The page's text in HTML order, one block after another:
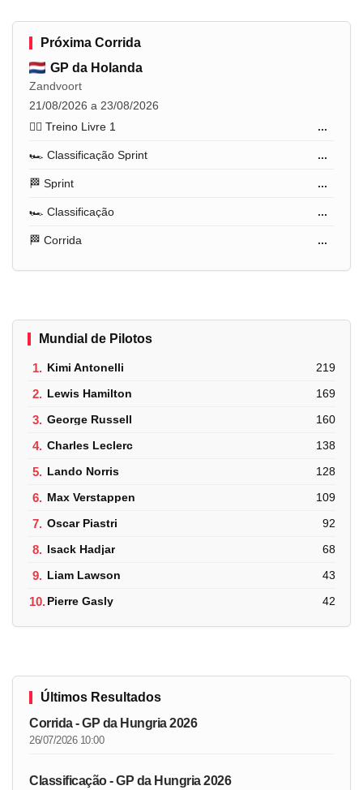
Próxima Corrida
GP da Holanda
Zandvoort
21/08/2026 a 23/08/2026
🏋️‍♂️ Treino Livre 1
...
🏎️ Classificação Sprint ...
🏁 Sprint ...
🏎️ Classificação ...
🏁 Corrida ...
Mundial de Pilotos
1. Kimi Antonelli 219
2. Lewis Hamilton 169
3. George Russell 160
4. Charles Leclerc 138
5. Lando Norris 128
6. Max Verstappen 109
7. Oscar Piastri 92
8. Isack Hadjar 68
9. Liam Lawson 43
10.Pierre Gasly 42
Últimos Resultados
Corrida - GP da Hungria 2026
26/07/2026 10:00
Classificação - GP da Hungria 2026